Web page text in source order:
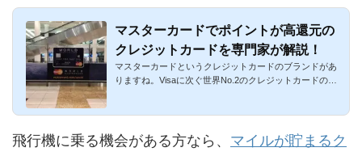
マスターカードでポイントが高還元の
クレジットカードを専門家が解説！
マスターカードというクレジットカードのブランドがあ
りますね。Visaに次ぐ世界No.2のクレジットカードの国
飛行機に乗る機会がある方なら、 マイルが貯まるク